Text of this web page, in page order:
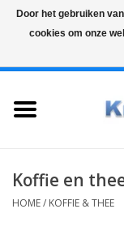
Karaffen
Koffie en
HOME/ KOFFIE & THEE
Door het gebruiken
cookies om onze